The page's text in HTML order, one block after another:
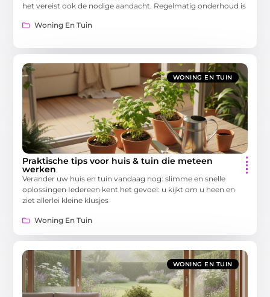
het vereist ook de nodige aandacht. Regelmatig onderhoud is
Woning En Tuin
WONING EN TUIN
Praktische tips voor huis & tuin die meteen
werken
Verander uw huis en tuin vandaag nog: slimme en snelle
oplossingen Iedereen kent het gevoel: u kijkt om u heen en
ziet allerlei kleine klusjes
Woning En Tuin
WONING EN TUIN